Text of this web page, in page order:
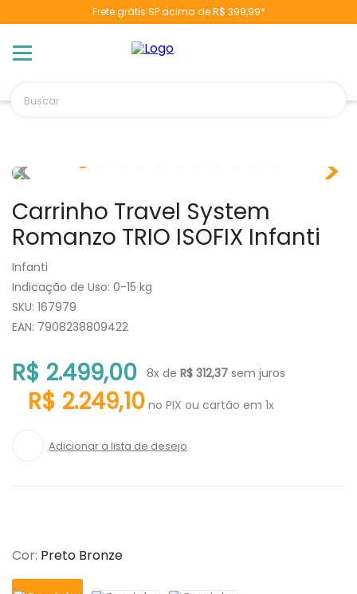
Frete grátis SP acima de R$ 399,99*
Carrinho Travel System
Romanzo TRIO ISOFIX Infanti
Infanti
Indicação de Uso: 0-15 kg
: 167979
EAN: 7908238809422
R$ 2.499,00 8x de R$ 312,37 sem juros
R$ 2.249,10 no PIX ou cartão em 1x
Cor: Preto Bronze
3º
toalha banho
4º
pulla bulla
9º
trocador
10º banheira